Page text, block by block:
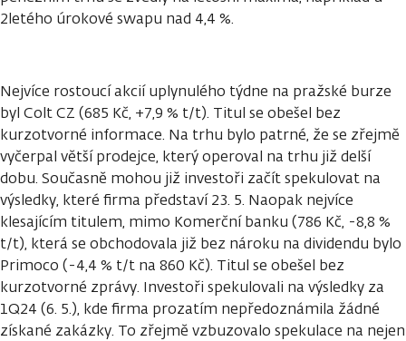
2letého úrokové swapu nad 4,4 %.
Nejvíce rostoucí akcií uplynulého týdne na pražské burze
byl Colt CZ (685 Kč, +7,9 % t/t). Titul se obešel bez
kurzotvorné informace. Na trhu bylo patrné, že se zřejmě
vyčerpal větší prodejce, který operoval na trhu již delší
dobu. Současně mohou již investoři začít spekulovat na
výsledky, které firma představí 23. 5. Naopak nejvíce
klesajícím titulem, mimo Komerční banku (786 Kč, -8,8 %
t/t), která se obchodovala již bez nároku na dividendu bylo
Primoco (-4,4 % t/t na 860 Kč). Titul se obešel bez
kurzotvorné zprávy. Investoři spekulovali na výsledky za
1Q24 (6. 5.), kde firma prozatím nepředoznámila žádné
získané zakázky. To zřejmě vzbuzovalo spekulace na nejen